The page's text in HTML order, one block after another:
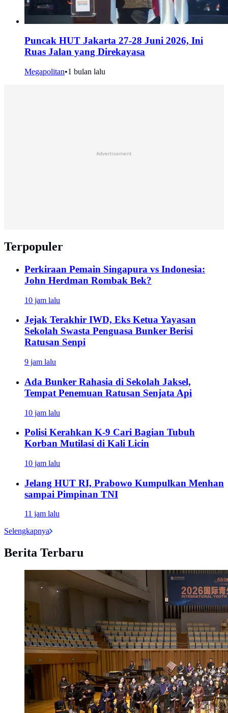
Puncak HUT Jakarta 27-28 Juni 2026, Ini
Ruas Jalan yang Direkayasa
Megapolitan•1 bulan lalu
Advertisement
Terpopuler
Perkiraan Pemain Singapura vs Indonesia:
John Herdman Rombak Bek?
10 jam lalu
Jejak Terakhir IWD, Eks Ketua Yayasan
Sekolah Swasta Penguasa Bunker Berisi
Ratusan Senpi
9 jam lalu
Ada Bunker Rahasia di Sekolah Jaksel,
Tempat Penemuan Ratusan Senjata Api
10 jam lalu
Polisi Kerahkan K-9 Cari Bagian Tubuh
Korban Mutilasi di Kali Licin
10 jam lalu
Jelang HUT RI, Prabowo Kumpulkan Menhan
sampai Pimpinan TNI
11 jam lalu
Selengkapnya
Berita Terbaru